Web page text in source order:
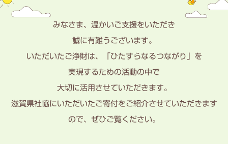
みなさま、温かいご支援をいただき
誠に有難うございます。
いただいたご浄財は、「ひたすらなるつながり」を
実現するための活動の中で
大切に活用させていただきます。
滋賀県社協にいただいたご寄付をご紹介させていただきます
ので、ぜひご覧ください。